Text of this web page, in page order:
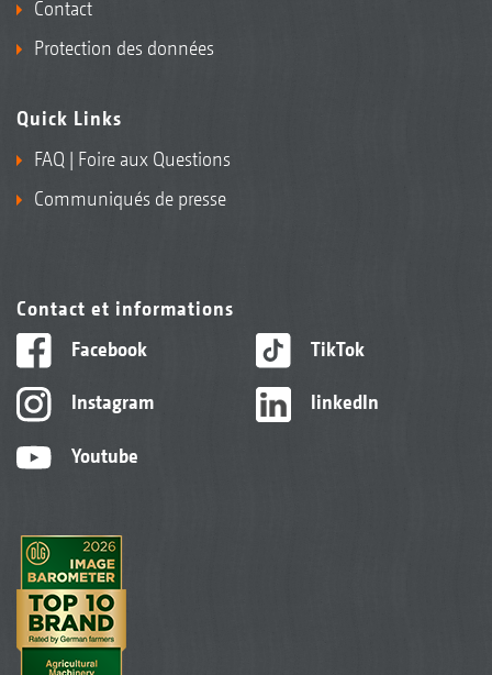
Contact
Protection des données
Quick Links
FAQ | Foire aux Questions
Communiqués de presse
Contact et informations
Facebook
Instagram
Youtube
TikTok
linkedIn